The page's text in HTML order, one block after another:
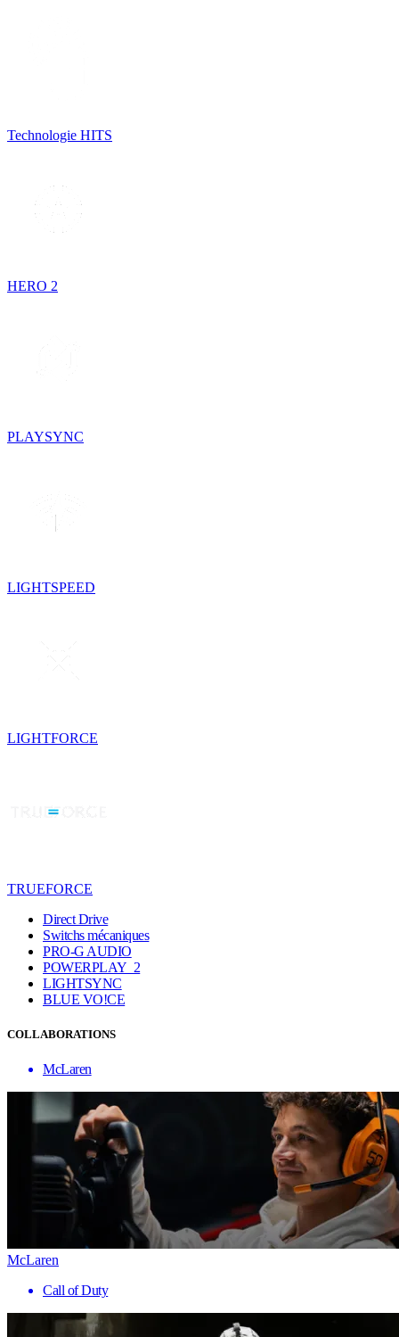
Technologie HITS
HERO 2
PLAYSYNC
LIGHTSPEED
LIGHTFORCE
TRUEFORCE
Direct Drive
Switchs mécaniques
PRO-G AUDIO
POWERPLAY 2
LIGHTSYNC
BLUE VO!CE
COLLABORATIONS
McLaren
McLaren
Call of Duty